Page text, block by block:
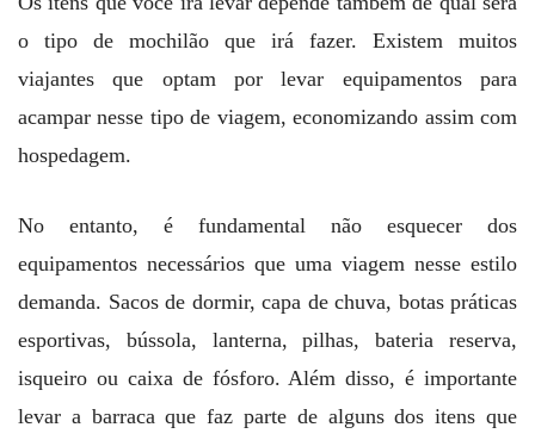
o tipo de mochilão que irá fazer. Existem muitos
viajantes que optam por levar equipamentos para
acampar nesse tipo de viagem, economizando assim com
hospedagem.
No entanto, é fundamental não esquecer dos
equipamentos necessários que uma viagem nesse estilo
demanda. Sacos de dormir, capa de chuva, botas práticas
esportivas, bússola, lanterna, pilhas, bateria reserva,
isqueiro ou caixa de fósforo. Além disso, é importante
levar a barraca que faz parte de alguns dos itens que